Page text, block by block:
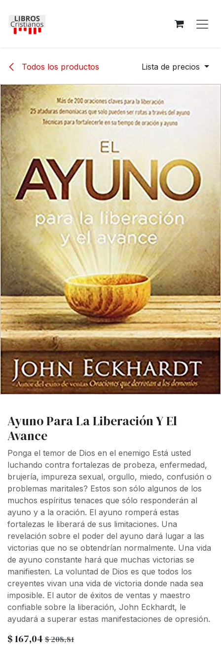
Todos los productos Lista de precios
Ayuno Para La Liberación Y El
Avance
Ponga el temor de Dios en el enemigo Está usted
luchando contra fortalezas de probeza, enfermedad,
brujería, impureza sexual, orgullo, miedo, confusión o
problemas maritales? Estos son sólo algunos de los
muchos espíritus tenaces que sólo responderán al
ayuno y a la oración. El ayuno romperá estas
fortalezas le liberará de sus limitaciones. Una
revelación sobre el poder del ayuno dará lugar a las
victorias que no se obtendrían normalmente. Una vida
de ayuno constante hará que muchas victorias se
manifiesten. La voluntad de Dios es que todos los
creyentes vivan una vida de victoria donde nada sea
imposible. El autor de éxitos de ventas y maestro
confiable sobre la liberación, John Eckhardt, le
ayudará a superar estas manifestaciones de opresión.
$167,04 $208,81